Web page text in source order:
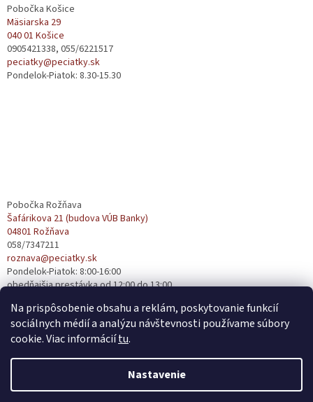
Na prispôsobenie obsahu a reklám, poskytovanie funkcií
sociálnych médií a analýzu návštevnosti používame súbory
cookie. Viac informáciítu.
Nastavenie
Pobočka Košice
Mäsiarska 29
040 01 Košice
0905421338, 055/6221517
peciatky@peciatky.sk
Pondelok-Piatok: 8.30-15.30
Pobočka Rožňava
Šafárikova 21 (budova VÚB Banky)
04801 Rožňava
058/7347211
roznava@peciatky.sk
Pondelok-Piatok: 8:00-16:00
obedňajšia prestávka od 12:00 do 13:00